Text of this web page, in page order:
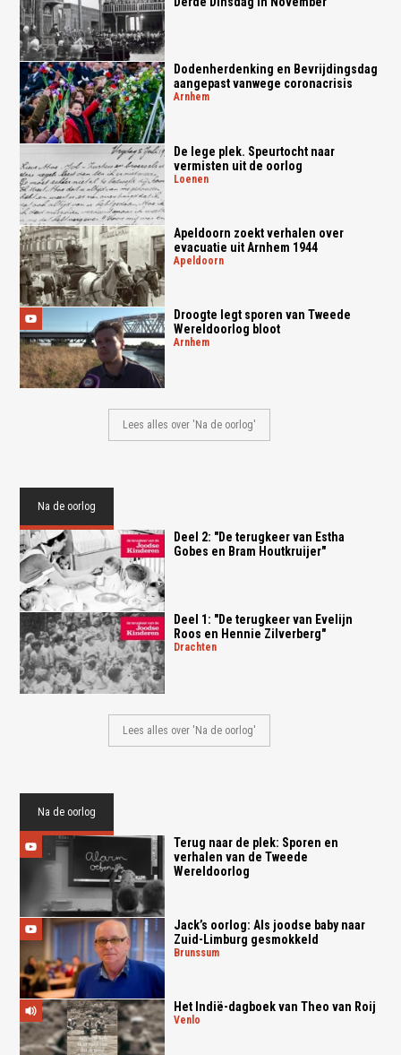
Dodenherdenking en Bevrijdingsdag
aangepast vanwege coronacrisis
arnhem
De lege plek. Speurtocht naar
vermisten uit de oorlog
loenen
Apeldoorn zoekt verhalen over
evacuatie uit Arnhem 1944
apeldoorn
Droogte legt sporen van Tweede
Wereldoorlog bloot
arnhem
Lees alles over 'Na de oorlog'
Na de oorlog
Deel 2: "De terugkeer van Estha
Gobes en Bram Houtkruijer"
Deel 1: "De terugkeer van Evelijn
Roos en Hennie Zilverberg"
drachten
Lees alles over 'Na de oorlog'
Na de oorlog
Terug naar de plek: Sporen en
verhalen van de Tweede
Wereldoorlog
Jack’s oorlog: Als joodse baby naar
Zuid-Limburg gesmokkeld
brunssum
Het Indië-dagboek van Theo van Roij
venlo